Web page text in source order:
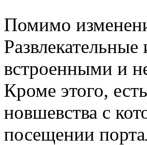
Помимо
встроенными и
Кроме этого,
новшевства с
посещении